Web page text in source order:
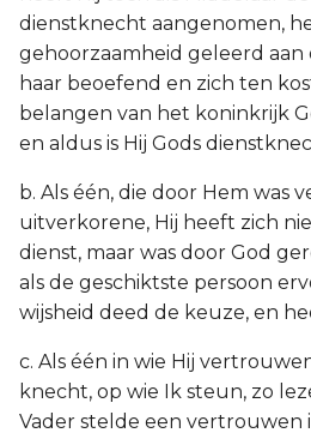
dienstknecht aangenomen,
gehoorzaamheid geleerd aan
haar beoefend en zich ten
belangen van het koninkrijk
en aldus is Hij Gods
b. Als één, die door Hem was
uitverkorene, Hij heeft zich
dienst, maar was door God
als de geschiktste persoon
wijsheid deed de keuze, en
c. Als één in wie Hij
knecht, op wie Ik steun, zo
Vader stelde een vertrouwen